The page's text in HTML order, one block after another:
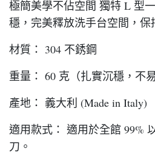
極簡美學不佔空間 獨特 L 型
穩，完美釋放洗手台空間，保
材質： 304 不銹鋼
重量： 60 克（扎實沉穩，不易
產地： 義大利 (Made in Italy)
適用款式： 適用於全館 99%
刀。